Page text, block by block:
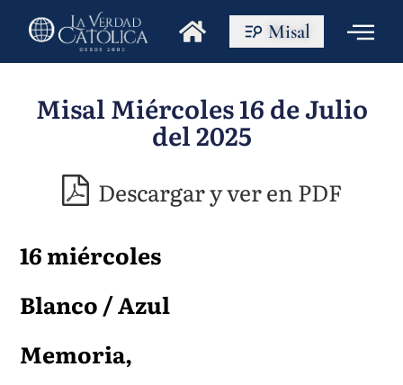
Misal
Misal Miércoles 16 de Julio
del 2025
Descargar y ver en PDF
16 miércoles
Blanco / Azul
Memoria,